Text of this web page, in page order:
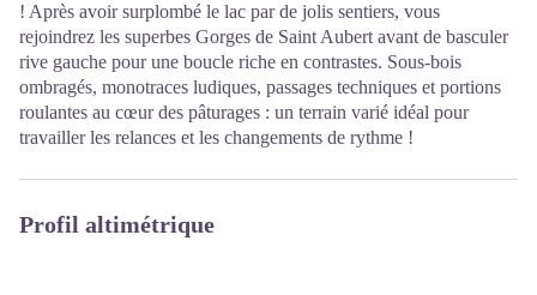
! Après avoir surplombé le lac par de jolis sentiers, vous
rejoindrez les superbes Gorges de Saint Aubert avant de basculer
rive gauche pour une boucle riche en contrastes. Sous-bois
ombragés, monotraces ludiques, passages techniques et portions
roulantes au cœur des pâturages : un terrain varié idéal pour
travailler les relances et les changements de rythme !
Profil altimétrique